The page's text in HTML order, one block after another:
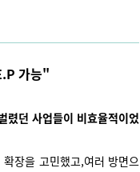
가능"
렸던 사업들이 비효율적이었
장을 고민했고,여러 방면으